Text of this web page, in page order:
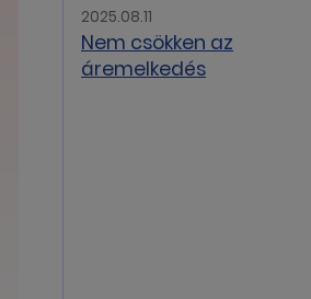
2025.08.11
Nem csökken az
áremelkedés